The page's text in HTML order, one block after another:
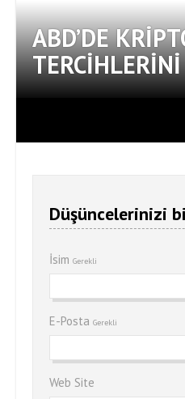
ABD’DE
Düşüncelerinizi
İsim Gerekli
E-Posta Gerekli
Web Site